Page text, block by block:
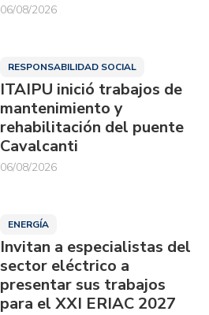
06/08/2026
RESPONSABILIDAD SOCIAL
ITAIPU inició trabajos de
mantenimiento y
rehabilitación del puente
Cavalcanti
06/08/2026
ENERGÍA
Invitan a especialistas del
sector eléctrico a
presentar sus trabajos
para el XXI ERIAC 2027